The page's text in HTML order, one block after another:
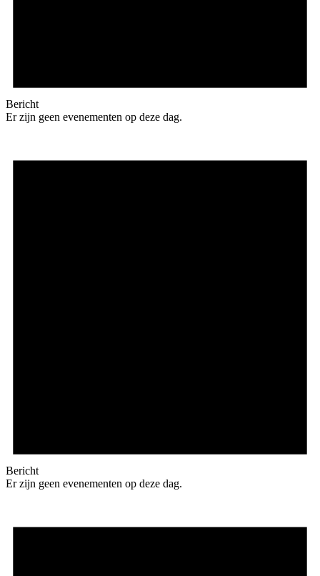
Bericht
Er zijn geen evenementen op deze dag.
Bericht
Er zijn geen evenementen op deze dag.